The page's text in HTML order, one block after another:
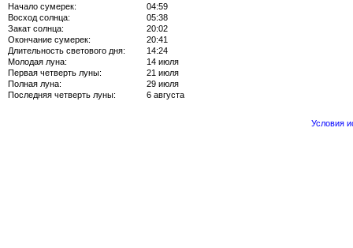
Начало сумерек:
04:59
Восход солнца:
05:38
Закат солнца:
20:02
Окончание сумерек:
20:41
Длительность светового дня:
14:24
Молодая луна:
14 июля
Первая четверть луны:
21 июля
Полная луна:
29 июля
Последняя четверть луны:
6 августа
Условия